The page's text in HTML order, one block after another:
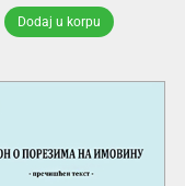
Dodaj u korpu